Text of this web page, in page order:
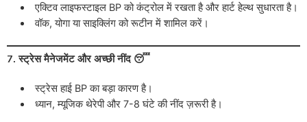
एक्टिव लाइफस्टाइल BP को कंट्रोल में रखता है और हार्ट हेल्थ सुधारता है।
वॉक, योगा या साइक्लिंग को रूटीन में शामिल करें।
7. स्ट्रेस मैनेजमेंट और अच्छी नींद 😴
स्ट्रेस हाई BP का बड़ा कारण है।
ध्यान, म्यूजिक थेरेपी और 7-8 घंटे की नींद ज़रूरी है।